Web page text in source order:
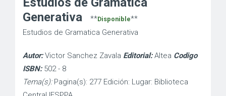
Generativa **Disponible**
Estudios de Gramatica Generativa
Autor:Victor Sanchez Zavala Editorial:Altea Codigo
ISBN:502 - 8
Tema(s):Pagina(s): 277 Edición: Lugar: Biblioteca